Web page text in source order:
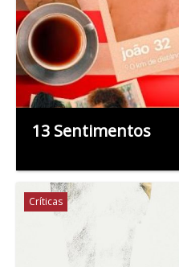
13 Sentimentos
Críticas